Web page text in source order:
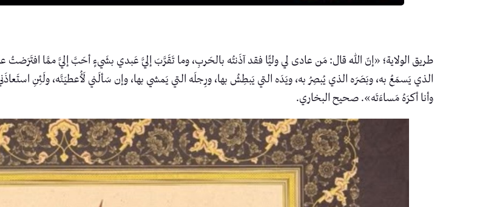
طريق الولاية؛ «إنّ اللهَ قال: مَن عادى لي وليًّا فقد آذَنتُه بالحَربِ، وما تَقَرَّبَ إليَّ عَبدي بشَيءٍ أحَبَّ إليَّ ممَّا افتَرَضتُ
الذي يَسمَعُ به، وبَصَرَه الذي يُبصِرُ به، ويَدَه التي يَبطِشُ بها، ورِجلَه التي يَمشي بها، وإن سَألَني لَأُعطيَنَّه، ولَئِنِ
وأنا أكرَهُ مَساءَتَه». صحيح البخاري.